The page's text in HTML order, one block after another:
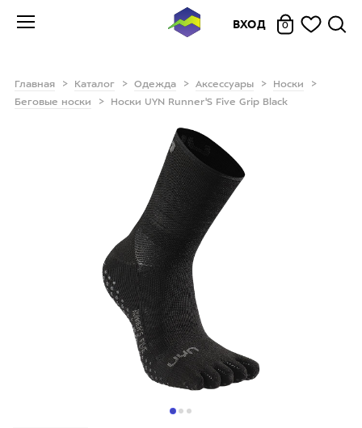
ВХОД 0
Главная Каталог Одежда Аксессуары
Носки
Беговые носки
Носки UYN Runner'S Five Grip Black